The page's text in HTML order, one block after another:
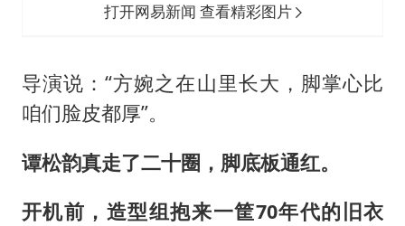
打开网易新闻 查看精彩图片
导演说：“方婉之在山里长大，脚掌心比
咱们脸皮都厚”。
谭松韵真走了二十圈，脚底板通红。
开机前，造型组抱来一筐70年代的旧衣